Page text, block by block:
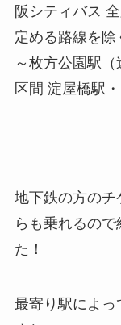
阪シティバス
定める路線を
～枚方公園駅
区間 淀屋橋駅
地下鉄の方の
らも乗れるの
た！
最寄り駅によ